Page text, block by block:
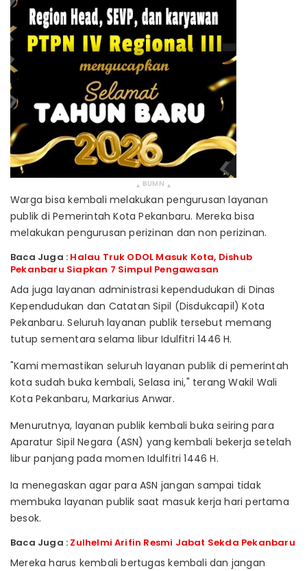
▴ BUMN ▴
Warga bisa kembali melakukan pengurusan layanan
publik di Pemerintah Kota Pekanbaru. Mereka bisa
melakukan pengurusan perizinan dan non perizinan.
Baca Juga : Halau Truk ODOL Masuk Kota, Dishub
Pekanbaru Siapkan 7 Simpul Pengawasan
Ada juga layanan administrasi kependudukan di Dinas
Kependudukan dan Catatan Sipil (Disdukcapil) Kota
Pekanbaru. Seluruh layanan publik tersebut memang
tutup sementara selama libur Idulfitri 1446 H.
"Kami memastikan seluruh layanan publik di pemerintah
kota sudah buka kembali, Selasa ini," terang Wakil Wali
Kota Pekanbaru, Markarius Anwar.
Menurutnya, layanan publik kembali buka seiring para
Aparatur Sipil Negara (ASN) yang kembali bekerja setelah
libur panjang pada momen Idulfitri 1446 H.
Ia menegaskan agar para ASN jangan sampai tidak
membuka layanan publik saat masuk kerja hari pertama
besok.
Baca Juga : Zulhelmi Arifin Resmi Jabat Sekda Pekanbaru
Mereka harus kembali bertugas kembali dan jangan